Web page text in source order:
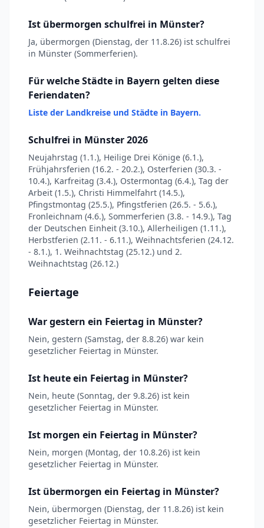
Ist übermorgen schulfrei in Münster?
Ja, übermorgen (Dienstag, der 11.8.26) ist schulfrei
in Münster (Sommerferien).
Für welche Städte in Bayern gelten diese
Feriendaten?
Liste der Landkreise und Städte in Bayern.
Schulfrei in Münster 2026
Neujahrstag (1.1.), Heilige Drei Könige (6.1.),
Frühjahrsferien (16.2. - 20.2.), Osterferien (30.3. -
10.4.), Karfreitag (3.4.), Ostermontag (6.4.), Tag der
Arbeit (1.5.), Christi Himmelfahrt (14.5.),
Pfingstmontag (25.5.), Pfingstferien (26.5. - 5.6.),
Fronleichnam (4.6.), Sommerferien (3.8. - 14.9.), Tag
der Deutschen Einheit (3.10.), Allerheiligen (1.11.),
Herbstferien (2.11. - 6.11.), Weihnachtsferien (24.12.
- 8.1.), 1. Weihnachtstag (25.12.) und 2.
Weihnachtstag (26.12.)
Feiertage
War gestern ein Feiertag in Münster?
Nein, gestern (Samstag, der 8.8.26) war kein
gesetzlicher Feiertag in Münster.
Ist heute ein Feiertag in Münster?
Nein, heute (Sonntag, der 9.8.26) ist kein
gesetzlicher Feiertag in Münster.
Ist morgen ein Feiertag in Münster?
Nein, morgen (Montag, der 10.8.26) ist kein
gesetzlicher Feiertag in Münster.
Ist übermorgen ein Feiertag in Münster?
Nein, übermorgen (Dienstag, der 11.8.26) ist kein
gesetzlicher Feiertag in Münster.